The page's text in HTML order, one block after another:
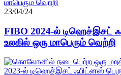
23/04/24
FIBO 2024-ல் டிஹெச்இசட்
உலகில் ஒரு மாபெரும் வெற்றி